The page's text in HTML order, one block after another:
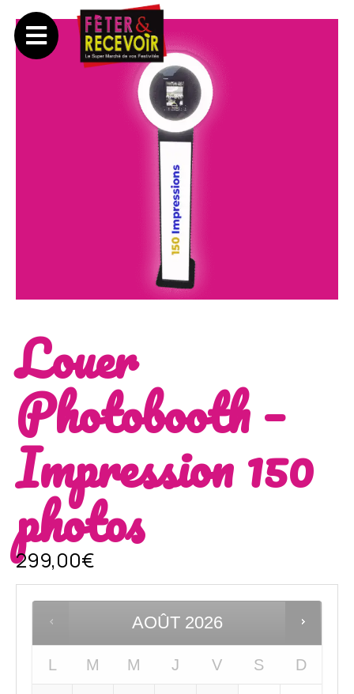
Louer
Photobooth –
Impression 150
photos
299,00€
AOÛT 2026
L M M J V S D